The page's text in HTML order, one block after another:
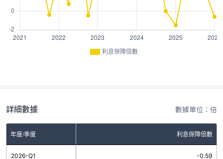
利息保障倍數
詳細數據 數據單位：倍
年度/季度 利息保障倍數
2026-Q1 -0.59